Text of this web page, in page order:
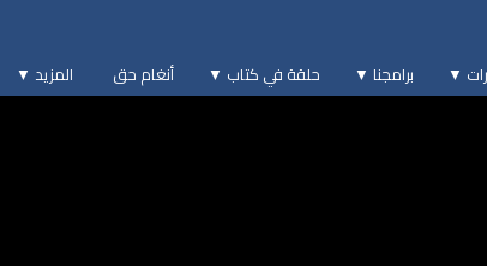
▼ برامجنا ▼ حلقة في كتاب ▼ أنغام حق المزيد ▼